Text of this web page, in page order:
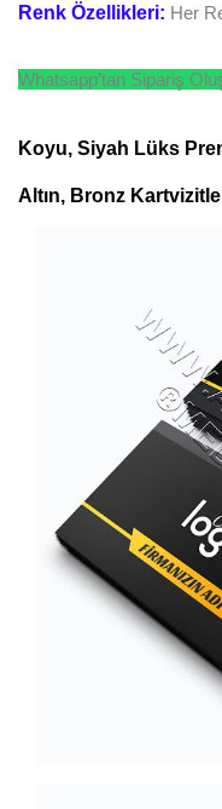
Renk Özellikleri: Her
Whatsapp’tan Sipariş
Koyu, Siyah Lüks
Altın, Bronz